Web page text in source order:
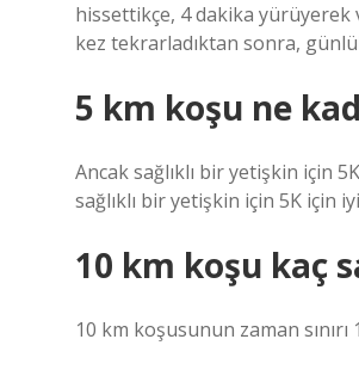
hissettikçe, 4 dakika yürüyerek
kez tekrarladıktan sonra,
5 km koşu ne
Ancak sağlıklı bir yetişkin için
sağlıklı bir yetişkin için 5K için
10 km koşu kaç
10 km koşusunun zaman sınırı